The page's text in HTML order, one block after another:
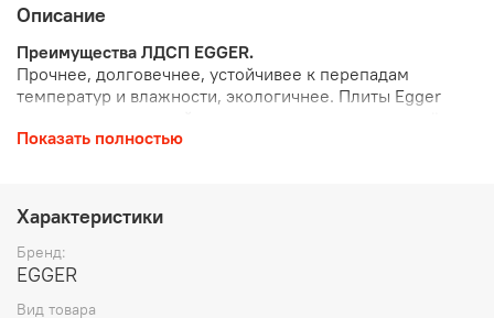
Описание
Преимущества ЛДСП EGGER.
Прочнее, долговечнее, устойчивее к перепадам
температур и влажности, экологичнее. Плиты Egger
более высокую плотность, что коренным образом
древесно-стружечных плит.
износостойкая, её трудно поцарапать. Не выцветает на
солнце.
Показать полностью
Характеристики
Бренд:
EGGER
Вид товара